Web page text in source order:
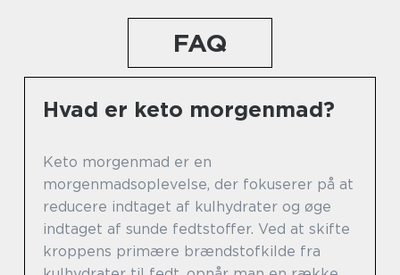
FAQ
Hvad er keto morgenmad?
Keto morgenmad er en
morgenmadsoplevelse, der fokuserer på at
reducere indtaget af kulhydrater og øge
indtaget af sunde fedtstoffer. Ved at skifte
kroppens primære brændstofkilde fra